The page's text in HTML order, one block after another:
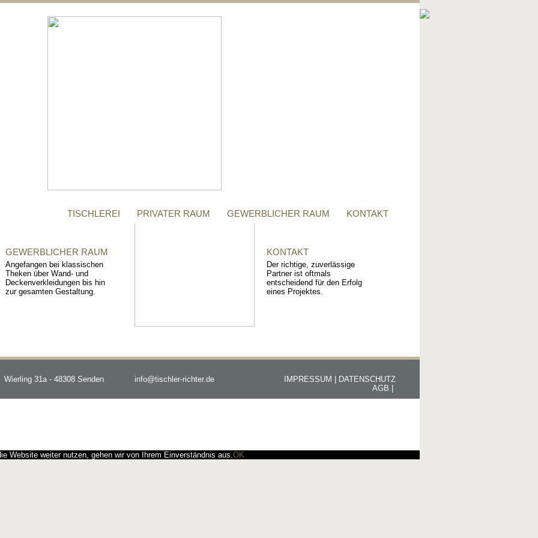
TISCHLEREI PRIVATER RAUM GEWERBLICHER RAUM KONTAKT
GEWERBLICHER RAUM
Angefangen bei klassischen
Theken über Wand- und
Deckenverkleidungen bis hin
zur gesamten Gestaltung.
KONTAKT
Der richtige, zuverlässige
Partner ist oftmals
entscheidend für den Erfolg
eines Projektes.
Wierling 31a - 48308 Senden info@tischler-richter.de DATENSCHUTZ
IMPRESSUM |
AGB |
Website weiter nutzen, gehen wir von Ihrem Einverständnis aus.OK